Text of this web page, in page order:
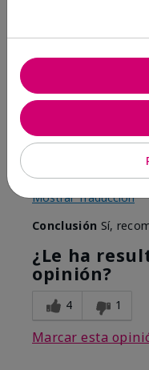
Comprador
Evaluado en
Comentarios
Magnetic, holds
Mostrar Traducción
Conclusión Sí,
¿Le ha
opinión?
4 1
Marcar esta